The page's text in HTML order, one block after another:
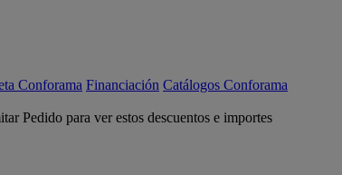
Conforama Financiación Catálogos Conforama
Pedido para ver estos descuentos e importes